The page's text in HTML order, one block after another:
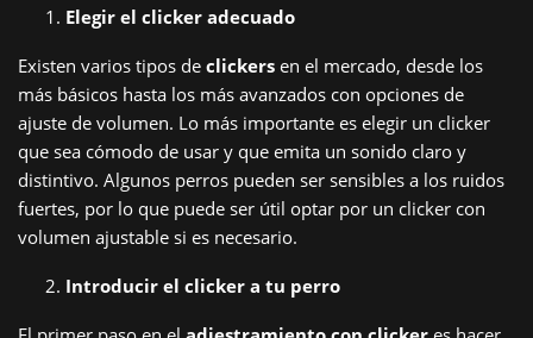
Elegir el clicker adecuado
Existen varios tipos de clickers en el mercado, desde los
más básicos hasta los más avanzados con opciones de
ajuste de volumen. Lo más importante es elegir un clicker
que sea cómodo de usar y que emita un sonido claro y
distintivo. Algunos perros pueden ser sensibles a los ruidos
fuertes, por lo que puede ser útil optar por un clicker con
volumen ajustable si es necesario.
Introducir el clicker a tu perro